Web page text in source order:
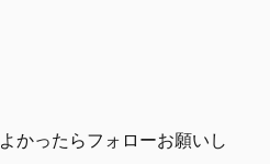
よかったらフォローお願いし